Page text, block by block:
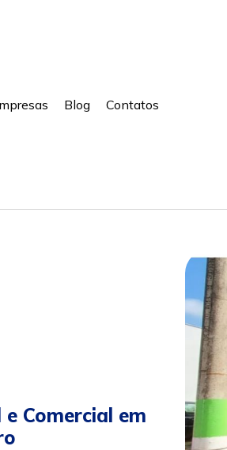
Blog Contatos
Comercial em